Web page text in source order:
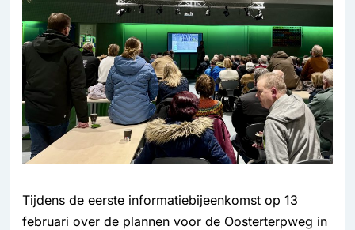
Tijdens de eerste informatiebijeenkomst op 13
februari over de plannen voor de Oosterterpweg in